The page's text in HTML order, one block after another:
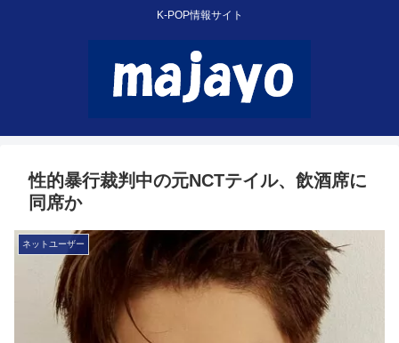
K-POP情報サイト
性的暴行裁判中の元NCTテイル、飲酒席に
同席か
ネットユーザー